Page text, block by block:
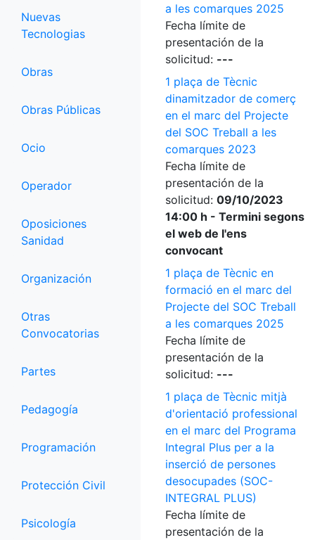
Nuevas
Tecnologias
Obras
Obras Públicas
Ocio
Operador
Oposiciones
Sanidad
Organización
Otras
Convocatorias
Partes
Pedagogía
Programación
Protección Civil
Psicología
a les comarques 2025
Fecha límite de
presentación de la
solicitud: ---
1 plaça de Tècnic
dinamitzador de comerç
en el marc del Projecte
del SOC Treball a les
comarques 2023
Fecha límite de
presentación de la
solicitud: 09/10/2023
14:00 h - Termini segons
el web de l'ens
convocant
1 plaça de Tècnic en
formació en el marc del
Projecte del SOC Treball
a les comarques 2025
Fecha límite de
presentación de la
solicitud: ---
1 plaça de Tècnic mitjà
d'orientació professional
en el marc del Programa
Integral Plus per a la
inserció de persones
desocupades (SOC-
INTEGRAL PLUS)
Fecha límite de
presentación de la